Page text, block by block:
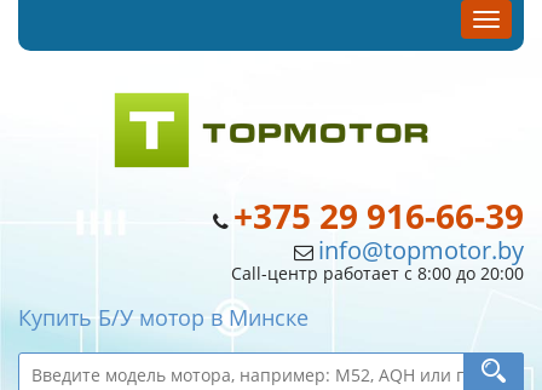
+375 29 916-66-39
info@topmotor.by
Call-центр работает с 8:00 до 20:00
Купить Б/У мотор в Минске